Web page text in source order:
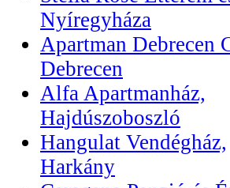
Nyíregyháza
Apartman Debrecen
Debrecen
Alfa Apartmanház,
Hajdúszoboszló
Hangulat Vendégház,
Harkány